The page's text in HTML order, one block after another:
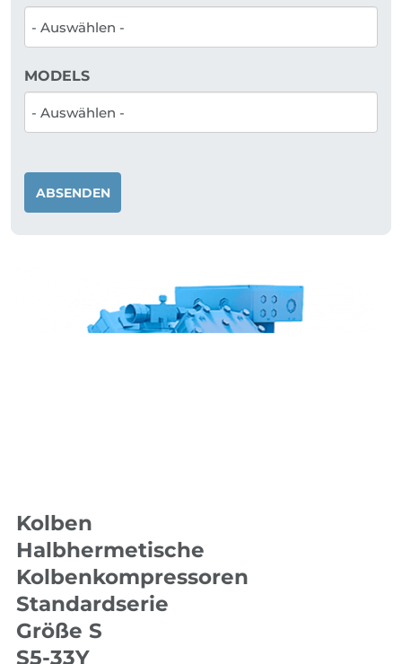
Kolben
Halbhermetische
Kolbenkompressoren
Standardserie
Größe S
S5-33Y
MODELS
ABSENDEN